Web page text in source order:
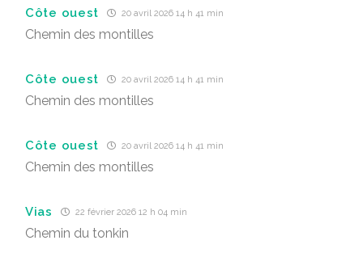
Côte ouest 20 avril 2026 14 h 41 min
Chemin des montilles
Côte ouest 20 avril 2026 14 h 41 min
Chemin des montilles
Côte ouest 20 avril 2026 14 h 41 min
Chemin des montilles
Vias 22 février 2026 12 h 04 min
Chemin du tonkin